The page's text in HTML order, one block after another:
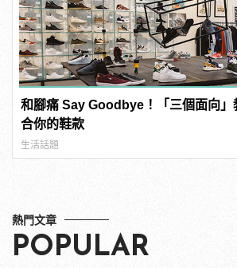
和腳痛 Say Goodbye！「三個面向」
合你的鞋款
生活話題
熱門文章
POPULAR